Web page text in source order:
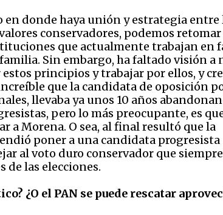
en donde haya unión y estrategia entre
conservadores, podemos
que actualmente trabajan en
Sin embargo, ha faltado visión a
principios y trabajar por ellos, y
que la candidata de oposición
llevaba ya unos 10 años
pero lo más preocupante, es
a Morena. O sea, al final resultó que la
poner a una candidata progresista
al voto duro conservador que
de las elecciones.
¿O el PAN se puede rescatar